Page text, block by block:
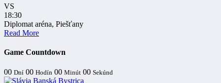
VS
18:30
Diplomat aréna, Piešťany
Read More
Game Countdown
00 Dní 00 Hodín 00 Minút 00 Sekúnd